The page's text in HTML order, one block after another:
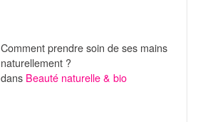
Comment prendre soin de ses mains
naturellement ?
dans Beauté naturelle & bio